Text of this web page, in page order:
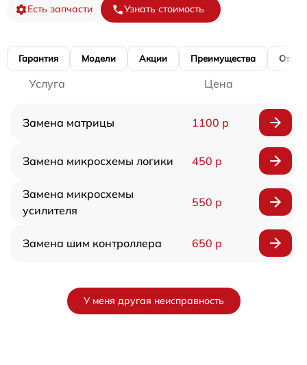
Есть запчасти Узнать стоимость
Гарантия Модели Акции Преимущества
Услуга Цена
Замена матрицы 1100 р
Замена микросхемы логики 450 р
Замена микросхемы
усилителя
550 р
Замена шим контроллера 650 р
У меня другая неисправность